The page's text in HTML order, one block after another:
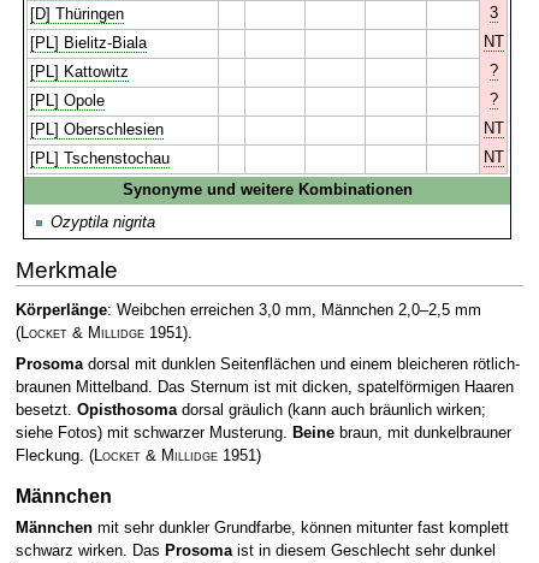
[D] Thüringen
3
[PL] Bielitz-Biala
NT
[PL] Kattowitz
?
[PL] Opole
?
[PL] Oberschlesien
NT
[PL] Tschenstochau
NT
Synonyme und weitere Kombinationen
Ozyptila nigrita
Merkmale
Körperlänge: Weibchen erreichen 3,0 mm, Männchen 2,0–2,5 mm
(Locket & Millidge1951).
Prosomadorsal mit dunklen Seitenflächen und einem bleicheren rötlich-
braunen Mittelband. Das Sternum ist mit dicken, spatelförmigen Haaren
besetzt. Opisthosomadorsal gräulich (kann auch bräunlich wirken;
siehe Fotos) mit schwarzer Musterung.
Beinebraun, mit dunkelbrauner
Fleckung. (Locket & Millidge1951)
Männchen
Männchenmit sehr dunkler Grundfarbe, können mitunter fast komplett
schwarz wirken. Das Prosomaist in diesem Geschlecht sehr dunkel